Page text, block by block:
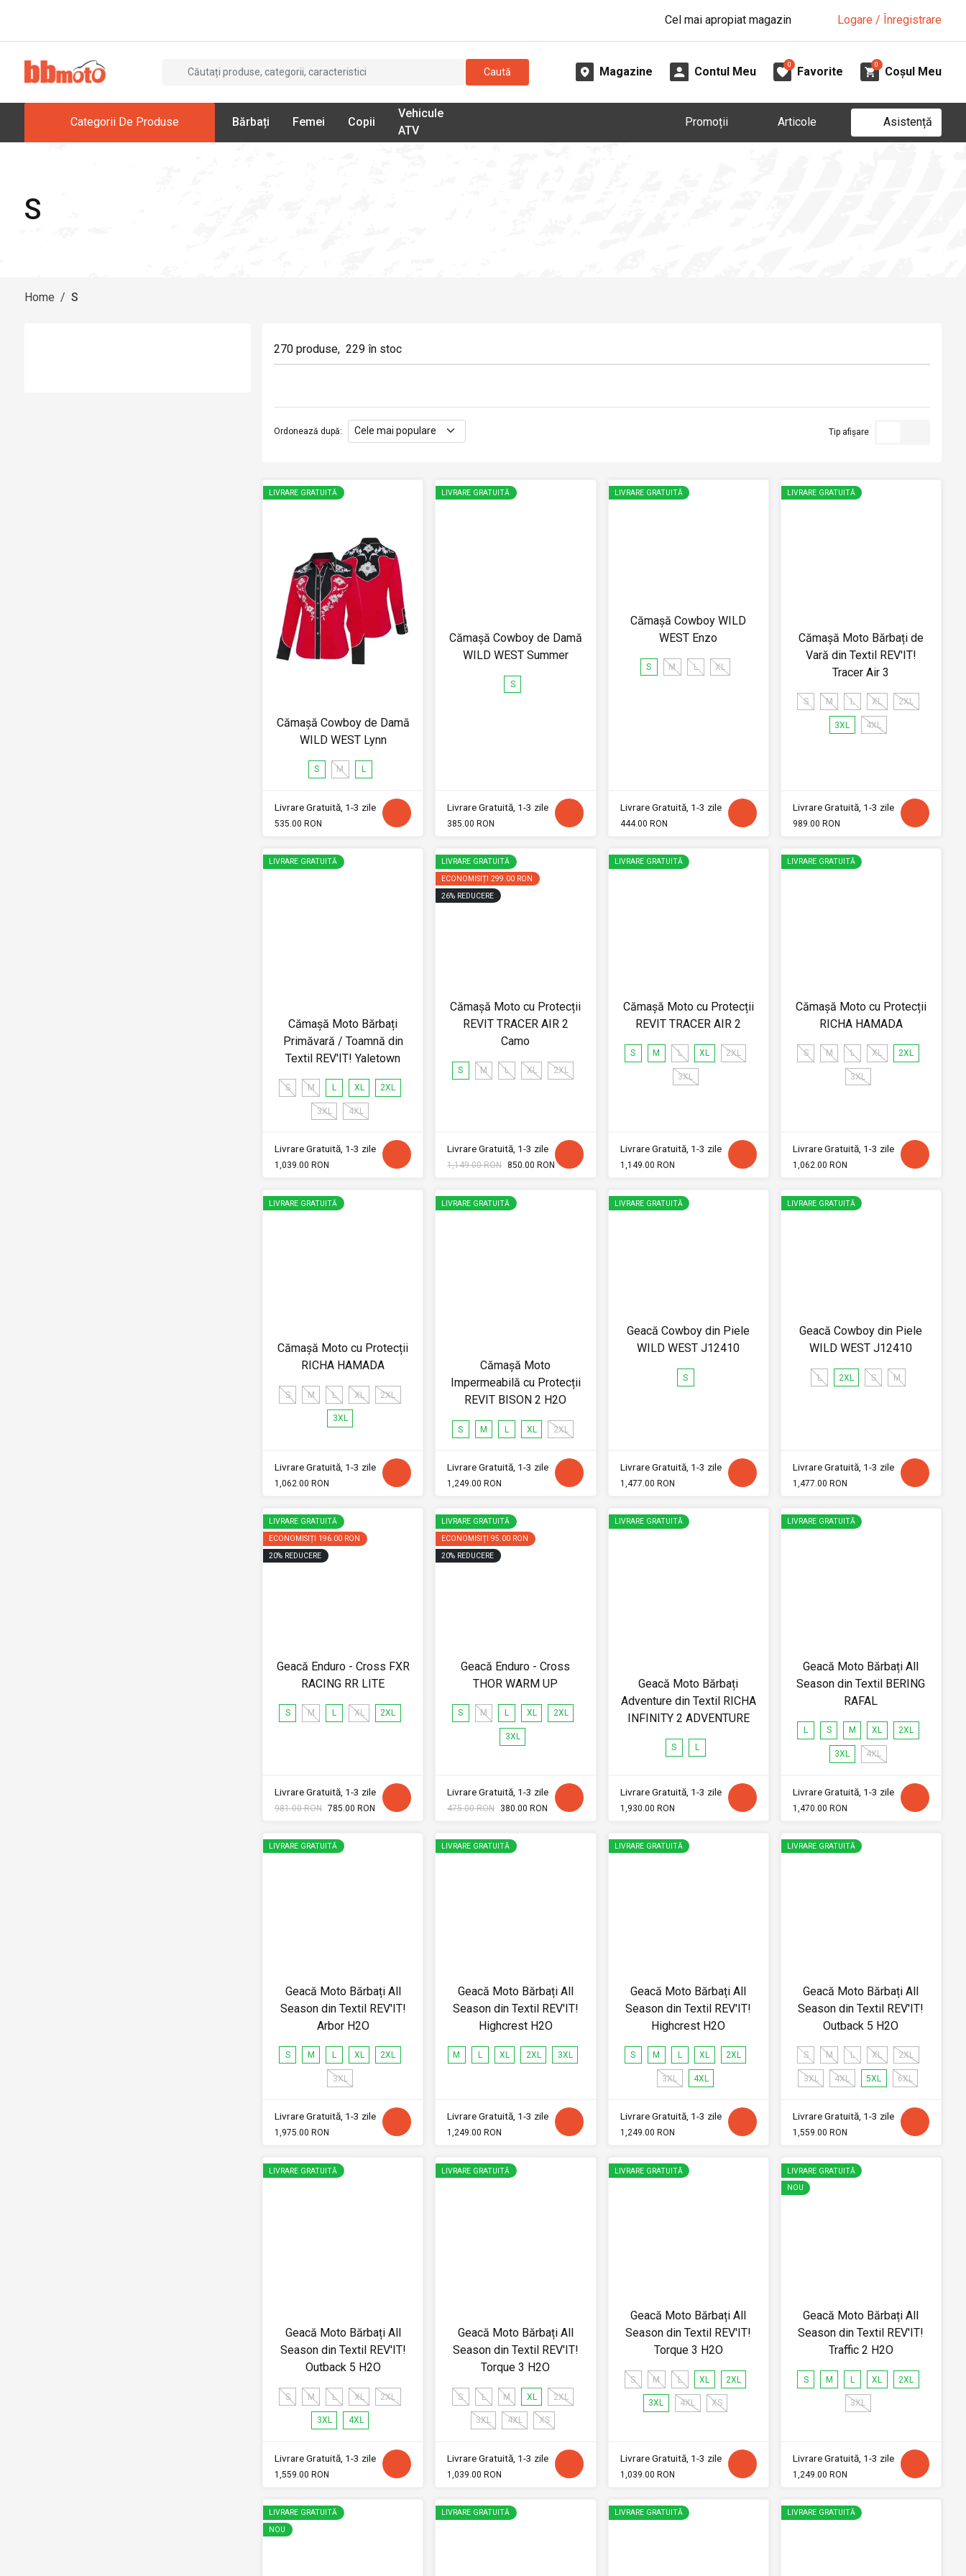
Cel mai apropiat magazin Logare / Înregistrare
Caută Magazine Contul Meu
0
Favorite
0
Coșul Meu
Categorii De Produse Bărbați Femei Copii
Vehicule
ATV
Promoții Articole Asistență
S
Home / S
270 produse, 229 în stoc
Ordonează după: Tip afișare
LIVRARE GRATUITĂ
Cămașă Cowboy de Damă
WILD WEST Lynn
S M L
Livrare Gratuită, 1-3 zile
535.00 RON
LIVRARE GRATUITĂ
Cămașă Cowboy de Damă
WILD WEST Summer
S
Livrare Gratuită, 1-3 zile
385.00 RON
LIVRARE GRATUITĂ
Cămașă Cowboy WILD
WEST Enzo
S M L XL
Livrare Gratuită, 1-3 zile
444.00 RON
LIVRARE GRATUITĂ
Cămașă Moto Bărbați de
Vară din Textil REV'IT!
Tracer Air 3
S M L XL 2XL
3XL 4XL
Livrare Gratuită, 1-3 zile
989.00 RON
LIVRARE GRATUITĂ
Cămașă Moto Bărbați
Primăvară / Toamnă din
Textil REV'IT! Yaletown
S M L XL 2XL
3XL 4XL
Livrare Gratuită, 1-3 zile
1,039.00 RON
LIVRARE GRATUITĂ
ECONOMISIȚI 299.00 RON
26% REDUCERE
Cămașă Moto cu Protecții
REVIT TRACER AIR 2
Camo
S M L XL 2XL
Livrare Gratuită, 1-3 zile
1,149.00 RON 850.00 RON
LIVRARE GRATUITĂ
Cămașă Moto cu Protecții
REVIT TRACER AIR 2
S M L XL 2XL
3XL
Livrare Gratuită, 1-3 zile
1,149.00 RON
LIVRARE GRATUITĂ
Cămașă Moto cu Protecții
RICHA HAMADA
S M L XL 2XL
3XL
Livrare Gratuită, 1-3 zile
1,062.00 RON
LIVRARE GRATUITĂ
Cămașă Moto cu Protecții
RICHA HAMADA
S M L XL 2XL
3XL
Livrare Gratuită, 1-3 zile
1,062.00 RON
LIVRARE GRATUITĂ
Cămașă Moto
Impermeabilă cu Protecții
REVIT BISON 2 H2O
S M L XL 2XL
Livrare Gratuită, 1-3 zile
1,249.00 RON
LIVRARE GRATUITĂ
Geacă Cowboy din Piele
WILD WEST J12410
S
Livrare Gratuită, 1-3 zile
1,477.00 RON
LIVRARE GRATUITĂ
Geacă Cowboy din Piele
WILD WEST J12410
L 2XL S M
Livrare Gratuită, 1-3 zile
1,477.00 RON
LIVRARE GRATUITĂ
ECONOMISIȚI 196.00 RON
20% REDUCERE
Geacă Enduro - Cross FXR
RACING RR LITE
S M L XL 2XL
Livrare Gratuită, 1-3 zile
981.00 RON 785.00 RON
LIVRARE GRATUITĂ
ECONOMISIȚI 95.00 RON
20% REDUCERE
Geacă Enduro - Cross
THOR WARM UP
S M L XL 2XL
3XL
Livrare Gratuită, 1-3 zile
475.00 RON 380.00 RON
LIVRARE GRATUITĂ
Geacă Moto Bărbați
Adventure din Textil RICHA
INFINITY 2 ADVENTURE
S L
Livrare Gratuită, 1-3 zile
1,930.00 RON
LIVRARE GRATUITĂ
Geacă Moto Bărbați All
Season din Textil BERING
RAFAL
L S M XL 2XL
3XL 4XL
Livrare Gratuită, 1-3 zile
1,470.00 RON
LIVRARE GRATUITĂ
Geacă Moto Bărbați All
Season din Textil REV'IT!
Arbor H2O
S M L XL 2XL
3XL
Livrare Gratuită, 1-3 zile
1,975.00 RON
LIVRARE GRATUITĂ
Geacă Moto Bărbați All
Season din Textil REV'IT!
Highcrest H2O
M L XL 2XL 3XL
Livrare Gratuită, 1-3 zile
1,249.00 RON
LIVRARE GRATUITĂ
Geacă Moto Bărbați All
Season din Textil REV'IT!
Highcrest H2O
S M L XL 2XL
3XL 4XL
Livrare Gratuită, 1-3 zile
1,249.00 RON
LIVRARE GRATUITĂ
Geacă Moto Bărbați All
Season din Textil REV'IT!
Outback 5 H2O
S M L XL 2XL
3XL 4XL 5XL 6XL
Livrare Gratuită, 1-3 zile
1,559.00 RON
LIVRARE GRATUITĂ
Geacă Moto Bărbați All
Season din Textil REV'IT!
Outback 5 H2O
S M L XL 2XL
3XL 4XL
Livrare Gratuită, 1-3 zile
1,559.00 RON
LIVRARE GRATUITĂ
Geacă Moto Bărbați All
Season din Textil REV'IT!
Torque 3 H2O
S L M XL 2XL
3XL 4XL XS
Livrare Gratuită, 1-3 zile
1,039.00 RON
LIVRARE GRATUITĂ
Geacă Moto Bărbați All
Season din Textil REV'IT!
Torque 3 H2O
S M L XL 2XL
3XL 4XL XS
Livrare Gratuită, 1-3 zile
1,039.00 RON
LIVRARE GRATUITĂ
NOU
Geacă Moto Bărbați All
Season din Textil REV'IT!
Traffic 2 H2O
S M L XL 2XL
3XL
Livrare Gratuită, 1-3 zile
1,249.00 RON
LIVRARE GRATUITĂ
NOU
LIVRARE GRATUITĂ LIVRARE GRATUITĂ LIVRARE GRATUITĂ